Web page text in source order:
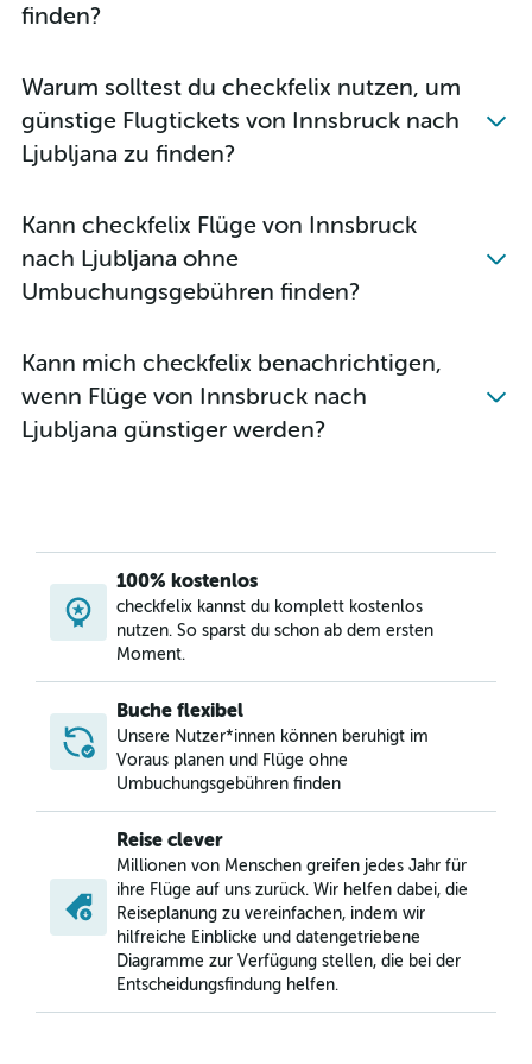
finden?
Warum solltest du checkfelix nutzen, um
günstige Flugtickets von Innsbruck nach
Ljubljana zu finden?
Kann checkfelix Flüge von Innsbruck
nach Ljubljana ohne
Umbuchungsgebühren finden?
Kann mich checkfelix benachrichtigen,
wenn Flüge von Innsbruck nach
Ljubljana günstiger werden?
100% kostenlos
checkfelix kannst du komplett kostenlos
nutzen. So sparst du schon ab dem ersten
Moment.
Buche flexibel
Unsere Nutzer*innen können beruhigt im
Voraus planen und Flüge ohne
Umbuchungsgebühren finden
Reise clever
Millionen von Menschen greifen jedes Jahr für
ihre Flüge auf uns zurück. Wir helfen dabei, die
Reiseplanung zu vereinfachen, indem wir
hilfreiche Einblicke und datengetriebene
Diagramme zur Verfügung stellen, die bei der
Entscheidungsfindung helfen.